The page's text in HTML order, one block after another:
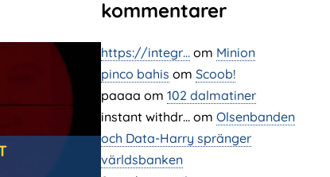
kommentarer
https://integr… om Minion
pinco bahis om Scoob!
paaaa om 102 dalmatiner
instant withdr… om Olsenbanden
och Data-Harry spränger
världsbanken